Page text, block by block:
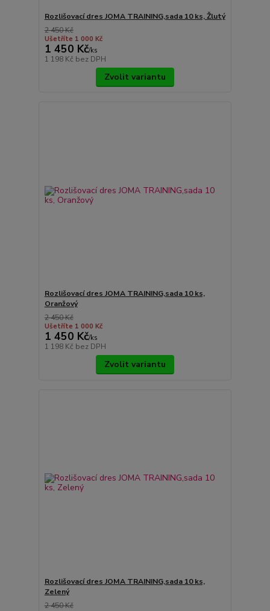
Rozlišovací dres JOMA TRAINING,sada 10 ks, Žlutý
2 450 Kč
Ušetříte 1 000 Kč
1 450 Kč/ks
1 198 Kč bez DPH
Zvolit variantu
Rozlišovací dres JOMA TRAINING,sada 10 ks,
Oranžový
2 450 Kč
Ušetříte 1 000 Kč
1 450 Kč/ks
1 198 Kč bez DPH
Zvolit variantu
Rozlišovací dres JOMA TRAINING,sada 10 ks,
Zelený
2 450 Kč